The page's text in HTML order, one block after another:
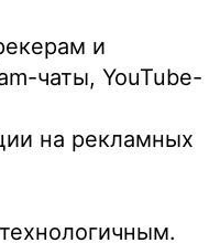
и
чаты, YouTube-
на рекламных